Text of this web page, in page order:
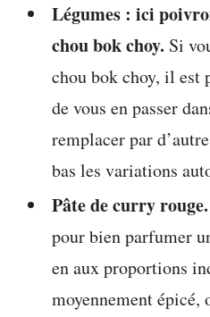
Légumes : ici
chou bok choy. Si
chou bok choy, il est
de vous en passer
remplacer par
bas les variations
Pâte de curry rouge.
pour bien parfumer
en aux proportions
moyennement épicé,